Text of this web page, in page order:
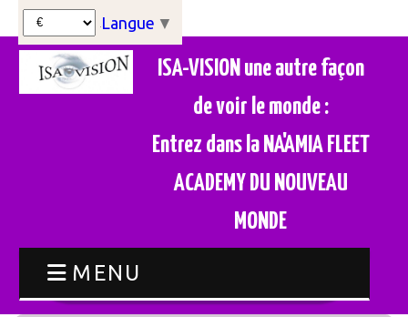
ISA-VISION une autre façon
de voir le monde :
Entrez dans la NA'AMIA FLEET
ACADEMY DU NOUVEAU
MONDE
MENU
Langue ▼